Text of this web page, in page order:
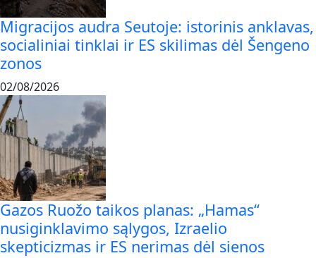
Migracijos audra Seutoje: istorinis anklavas,
socialiniai tinklai ir ES skilimas dėl Šengeno
zonos
02/08/2026
Gazos Ruožo taikos planas: „Hamas“
nusiginklavimo sąlygos, Izraelio
skepticizmas ir ES nerimas dėl sienos